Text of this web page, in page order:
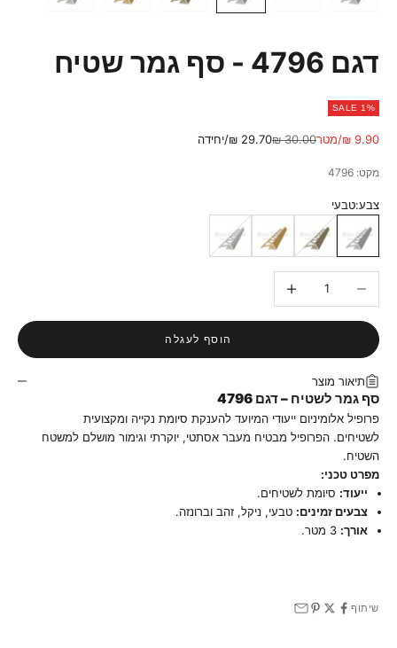
דגם 4796 - סף גמר שטיח
SALE 1%
מחיר מבצע
9.90 ₪/מטר מחיר רגיל
30.00 ₪ 29.70 ₪/יחידה
מקט: 4796
צבע:טבעי
ברונזה זהב ניקל
הוסף לעגלה
תיאור מוצר
סף גמר לשטיח – דגם 4796
פרופיל אלומיניום ייעודי המיועד להענקת סיומת נקייה ומקצועית
לשטיחים. הפרופיל מבטיח מעבר אסתטי, יוקרתי וגימור מושלם למשטח
השטיח.
מפרט טכני:
ייעוד: סיומת לשטיחים.
צבעים זמינים: טבעי, ניקל, זהב וברונזה.
אורך:
שיתוף